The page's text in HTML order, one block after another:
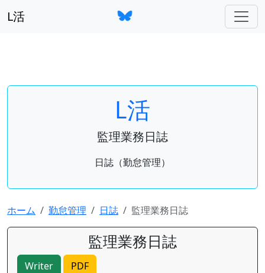
L活
L活
監理業務日誌
日誌（勤怠管理）
ホーム 勤怠管理 日誌 監理業務日誌
監理業務日誌
Writer PDF